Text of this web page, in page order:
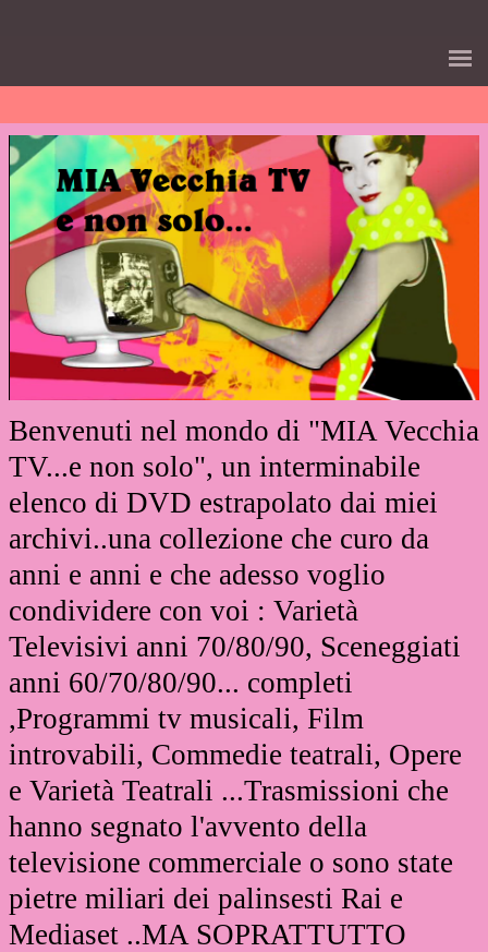
Benvenuti nel mondo di "MIA Vecchia
TV...e non solo", un interminabile
elenco di DVD estrapolato dai miei
archivi..una collezione che curo da
anni e anni e che adesso voglio
condividere con voi : Varietà
Televisivi anni 70/80/90, Sceneggiati
anni 60/70/80/90... completi
,Programmi tv musicali, Film
introvabili, Commedie teatrali, Opere
e Varietà Teatrali ...Trasmissioni che
hanno segnato l'avvento della
televisione commerciale o sono state
pietre miliari dei palinsesti Rai e
Mediaset ..MA SOPRATTUTTO